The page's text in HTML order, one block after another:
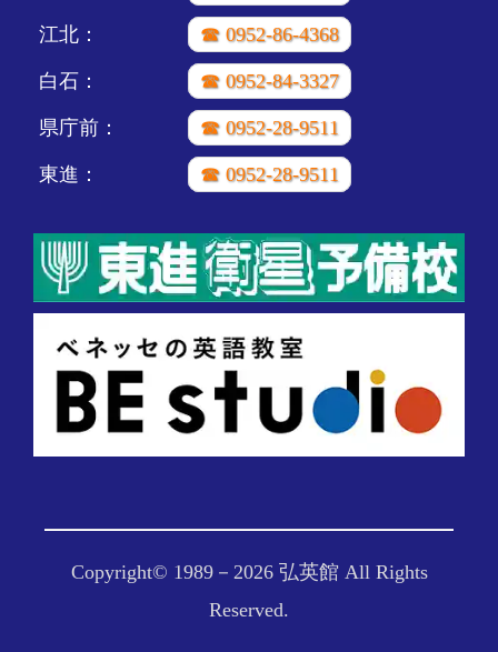
江北： ☎ 0952-86-4368
白石： ☎ 0952-84-3327
県庁前： ☎ 0952-28-9511
東進： ☎ 0952-28-9511
Copyright© 1989－ 2026 弘英館 All Rights
Reserved.